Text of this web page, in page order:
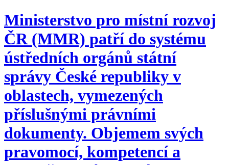
Ministerstvo pro místní rozvoj
ČR (MMR) patří do systému
ústředních orgánů státní
správy České republiky v
oblastech, vymezených
příslušnými právními
dokumenty. Objemem svých
pravomocí, kompetencí a